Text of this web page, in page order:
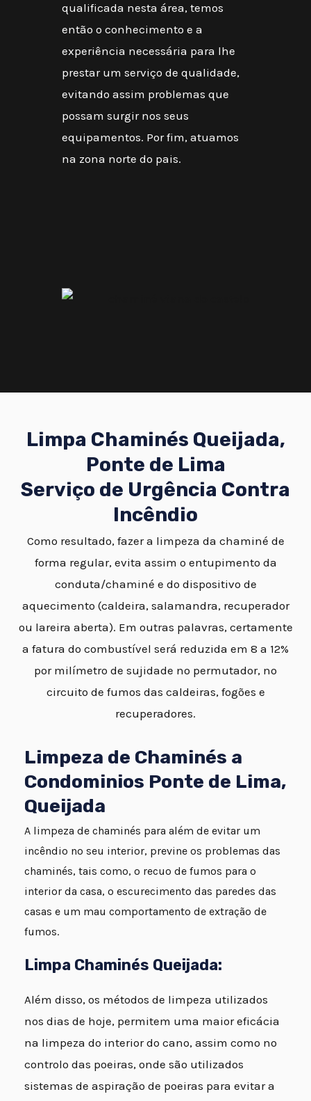
qualificada nesta área, temos
então o conhecimento e a
experiência necessária para lhe
prestar um serviço de qualidade,
evitando assim problemas que
possam surgir nos seus
equipamentos. Por fim, atuamos
na zona norte do pais.
Limpa Chaminés Queijada,
Ponte de Lima
Serviço de Urgência Contra
Incêndio
Como resultado, fazer a limpeza da chaminé de
forma regular, evita assim o entupimento da
conduta/chaminé e do dispositivo de
aquecimento (caldeira, salamandra, recuperador
ou lareira aberta). Em outras palavras, certamente
a fatura do combustível será reduzida em 8 a 12%
por milímetro de sujidade no permutador, no
circuito de fumos das caldeiras, fogões e
recuperadores.
Limpeza de Chaminés a
Condominios Ponte de Lima,
Queijada
A limpeza de chaminés para além de evitar um
incêndio no seu interior, previne os problemas das
chaminés, tais como, o recuo de fumos para o
interior da casa, o escurecimento das paredes das
casas e um mau comportamento de extração de
fumos.
Limpa Chaminés Queijada:
Além disso, os métodos de limpeza utilizados
nos dias de hoje, permitem uma maior eficácia
na limpeza do interior do cano, assim como no
controlo das poeiras, onde são utilizados
sistemas de aspiração de poeiras para evitar a